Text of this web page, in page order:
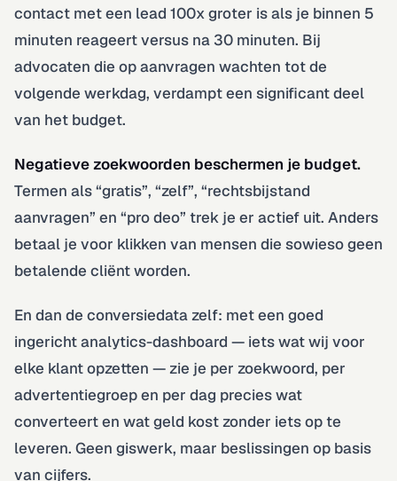
contact met een lead 100x groter is als je binnen 5
minuten reageert versus na 30 minuten. Bij
advocaten die op aanvragen wachten tot de
volgende werkdag, verdampt een significant deel
van het budget.
Negatieve zoekwoorden beschermen je budget.
Termen als “gratis”, “zelf”, “rechtsbijstand
aanvragen” en “pro deo” trek je er actief uit. Anders
betaal je voor klikken van mensen die sowieso geen
betalende cliënt worden.
En dan de conversiedata zelf: met een goed
ingericht analytics-dashboard — iets wat wij voor
elke klant opzetten — zie je per zoekwoord, per
advertentiegroep en per dag precies wat
converteert en wat geld kost zonder iets op te
leveren. Geen giswerk, maar beslissingen op basis
van cijfers.